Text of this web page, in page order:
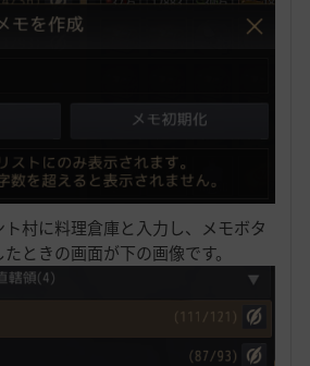
村に料理倉庫と入力し、メモボタ
ときの画面が下の画像です。